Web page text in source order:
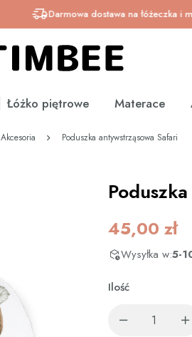
Darmowa dostawa na łóżeczka i
Łóżko piętrowe Materace
Akcesoria Poduszka antywstrząsowa Safari
45,00 zł
Wysyłka w:5-
Ilość